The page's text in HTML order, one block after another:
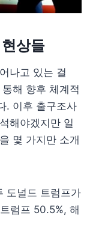
상들
나고 있는 걸
해 향후 체계적
. 이후 출구조사
해야겠지만 일
몇 가지만 소개
도널드 트럼프가
럼프 50.5%, 해